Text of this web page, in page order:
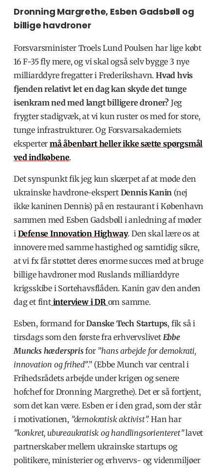
Dronning Margrethe, Esben Gadsbøll og
billige havdroner
Forsvarsminister Troels Lund Poulsen har lige købt
16 F-35 fly mere, og vi skal også selv bygge 3 nye
milliarddyre fregatter i Frederikshavn. Hvad hvis
fjenden relativt let en dag kan skyde det tunge
isenkram ned med langt billigere droner? Jeg
frygter stadigvæk, at vi kun ruster os med for store,
tunge infrastrukturer. Og Forsvarsakademiets
eksperter må åbenbart heller ikke sætte spørgsmål
ved indkøbene.
Det synspunkt fik jeg kun skærpet af at møde den
ukrainske havdrone-ekspert Dennis Kanin (nej
ikke kaninen Dennis) på en restaurant i København
sammen med Esben Gadsbøll i anledning af møder
i Defense Innovation Highway. Den skal lære os at
innovere med samme hastighed og samtidig sikre,
at vi fx får støttet deres enorme succes med at bruge
billige havdroner mod Ruslands milliarddyre
krigsskibe i Sortehavsflåden. Kanin gav den anden
dag et fintinterview i DR om samme.
Esben, formand forDanske Tech Startups, fik så i
tirsdags som den første fra erhvervslivet Ebbe
Muncks hædersprisfor ”hans arbejde for demokrati,
innovation og frihed”.” (Ebbe Munch var central i
Frihedsrådets arbejde under krigen og senere
hofchef for Dronning Margrethe). Det er så fortjent,
som det kan være. Esben er i den grad, som der står
i motivationen, ”demokratisk aktivist”. Han har
”konkret, ubureaukratisk og handlingsorienteret”lavet
partnerskaber mellem ukrainske startups og
politikere, ministerier og erhvervs- og videnmiljøer